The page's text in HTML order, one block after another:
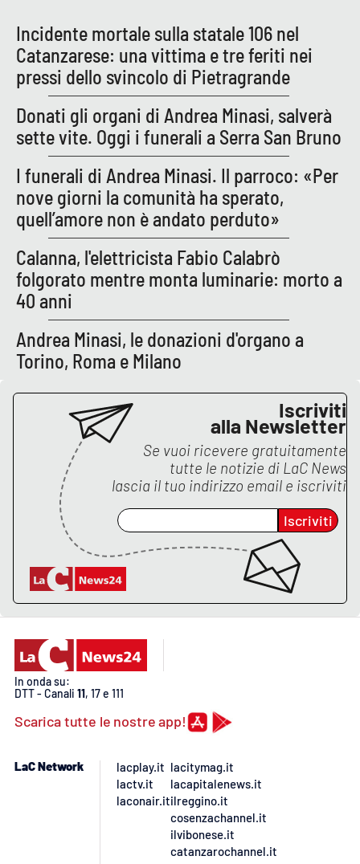
Incidente mortale sulla statale 106 nel
Catanzarese: una vittima e tre feriti nei
pressi dello svincolo di Pietragrande
Donati gli organi di Andrea Minasi, salverà
sette vite. Oggi i funerali a Serra San Bruno
I funerali di Andrea Minasi. Il parroco: «Per
nove giorni la comunità ha sperato,
quell’amore non è andato perduto»
Calanna, l'elettricista Fabio Calabrò
folgorato mentre monta luminarie: morto a
40 anni
Andrea Minasi, le donazioni d'organo a
Torino, Roma e Milano
Iscriviti
alla Newsletter
Se vuoi ricevere gratuitamente
tutte le notizie di LaC News
lascia il tuo indirizzo email e iscriviti
Iscriviti
In onda su:
DTT - Canali 11, 17 e 111
Scarica tutte le nostre app!
LaC Network
lacplay.it
lactv.it
laconair.it
lacitymag.it
lacapitalenews.it
ilreggino.it
cosenzachannel.it
ilvibonese.it
catanzarochannel.it